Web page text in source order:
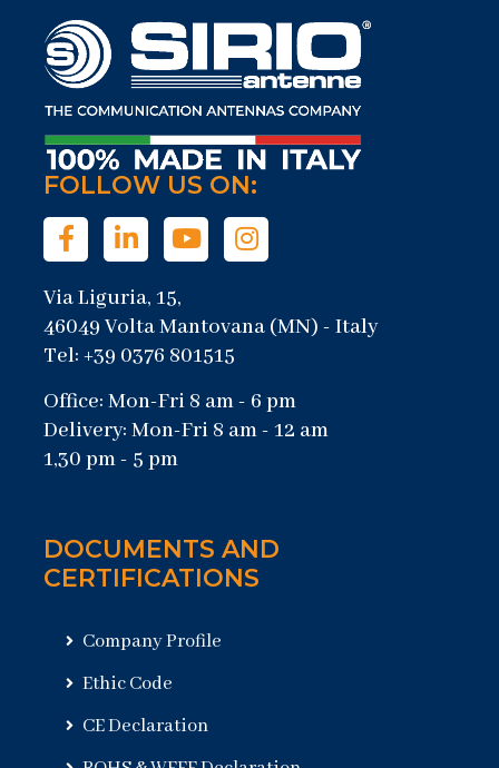
FOLLOW US ON:
Via Liguria, 15,
46049 Volta Mantovana (MN) - Italy
Tel: +39 0376 801515
Office: Mon-Fri 8 am - 6 pm
Delivery: Mon-Fri 8 am - 12 am
1,30 pm - 5 pm
DOCUMENTS AND
CERTIFICATIONS
Company Profile
Ethic Code
CE Declaration